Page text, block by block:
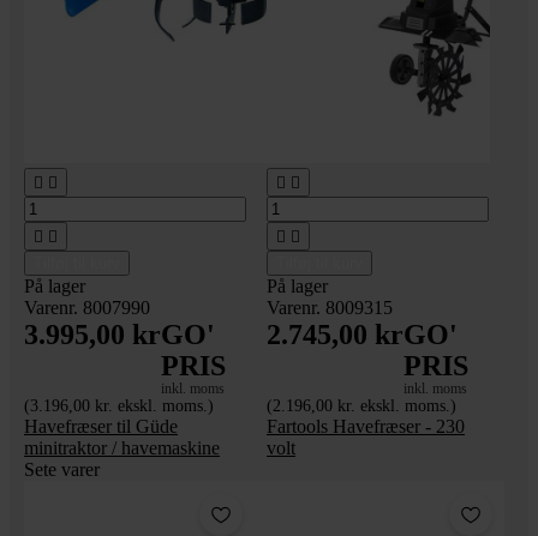
 
 
På lager
Varenr. 8007990
3.995,00 krGO'
PRIS
inkl. moms
(3.196,00 kr. ekskl. moms.)
Havefræser til Güde
minitraktor / havemaskine
 
 
På lager
Varenr. 8009315
2.745,00 krGO'
PRIS
inkl. moms
(2.196,00 kr. ekskl. moms.)
Fartools Havefræser - 230
volt
Sete varer